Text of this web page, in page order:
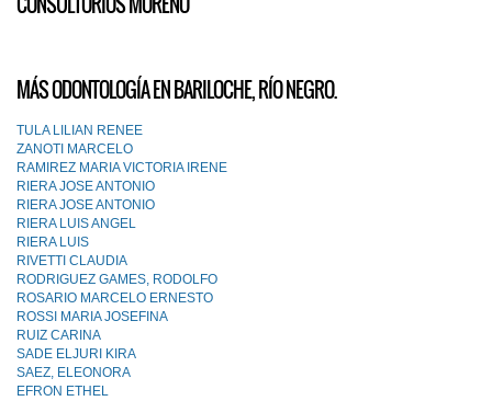
MÁS ODONTOLOGÍA EN BARILOCHE, RÍO NEGRO.
TULA LILIAN RENEE
ZANOTI MARCELO
RAMIREZ MARIA VICTORIA IRENE
RIERA JOSE ANTONIO
RIERA JOSE ANTONIO
RIERA LUIS ANGEL
RIERA LUIS
RIVETTI CLAUDIA
RODRIGUEZ GAMES, RODOLFO
ROSARIO MARCELO ERNESTO
ROSSI MARIA JOSEFINA
RUIZ CARINA
SADE ELJURI KIRA
SAEZ, ELEONORA
EFRON ETHEL